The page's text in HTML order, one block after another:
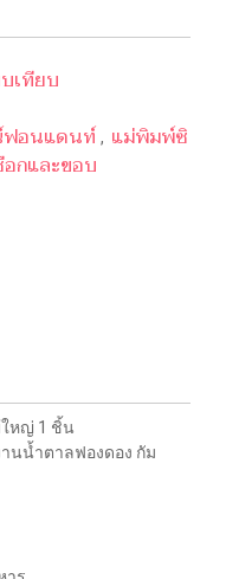
เทียบ
ฟอนแดนท์ , แม่พิมพ์ซิ
กและขอบ
หญ่ 1 ชิ้น
นน้ำตาลฟองดอง กัม